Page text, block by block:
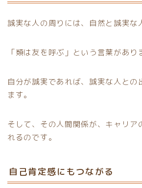
誠実な人の周りには、自然と誠実な
「類は友を呼ぶ」という言葉があり
自分が誠実であれば、誠実な人との
ます。
そして、その人間関係が、キャリア
れるのです。
自己肯定感にもつながる